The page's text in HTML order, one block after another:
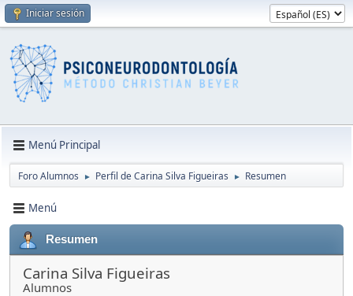
Iniciar sesión
Menú Principal
Foro Alumnos ► Perfil de Carina Silva Figueiras ► Resumen
Menú
Resumen
Carina Silva Figueiras
Alumnos